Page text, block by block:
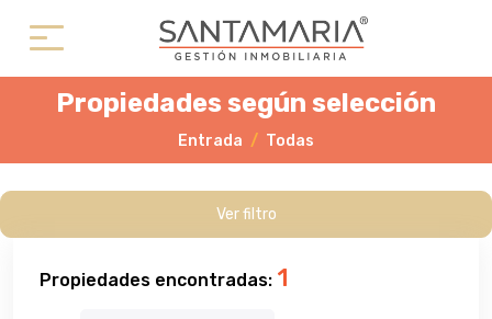
Propiedades según selección
Entrada Todas
Ver filtro
Propiedades encontradas: 1